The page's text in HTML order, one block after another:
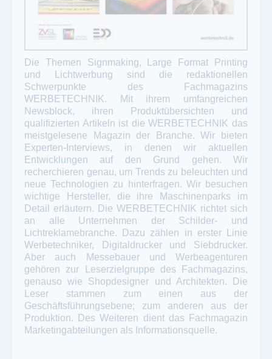
Die Themen Signmaking, Large Format Printing
und Lichtwerbung sind die redaktionellen
Schwerpunkte des Fachmagazins
WERBETECHNIK. Mit ihrem umfangreichen
Newsblock, ihren Produktübersichten und
qualifizierten Artikeln ist die WERBETECHNIK das
meistgelesene Magazin der Branche. Wir bieten
Experten-Interviews, in denen wir aktuellen
Entwicklungen auf den Grund gehen. Wir
recherchieren genau, um Trends zu beleuchten und
neue Technologien zu hinterfragen. Wir besuchen
wichtige Hersteller, die ihre Maschinenparks im
Detail erläutern. Die WERBETECHNIK richtet sich
an alle Unternehmen der Schilder- und
Lichtreklamebranche. Dazu zählen in erster Linie
Werbetechniker, Digitaldrucker und Siebdrucker.
Aber auch Messebauer und Werbeagenturen
gehören zur Leserzielgruppe des Fachmagazins,
genauso wie Shopdesigner und Architekten. Die
Leser stammen zum einen aus der
Geschäftsführungsebene; zum anderen aus der
Produktion. Des Weiteren dient das Fachmagazin
Marketingabteilungen als Informationsquelle.